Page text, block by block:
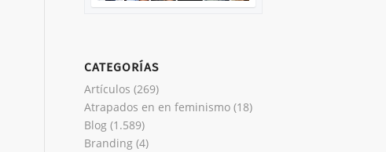
CATEGORÍAS
Artículos (269)
Atrapados en en feminismo(18)
Blog(1.589)
Branding(4)